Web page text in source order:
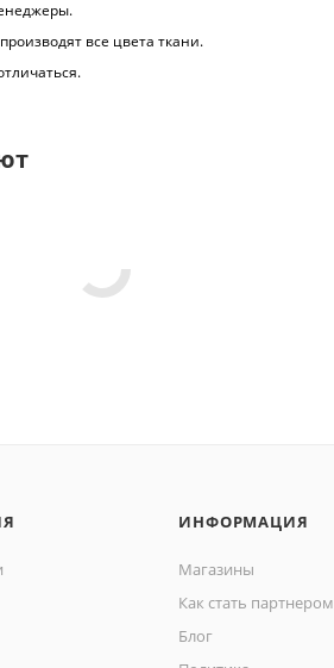
все цвета ткани.
ИНФОРМАЦИЯ
Магазины
Как стать партнером
Блог